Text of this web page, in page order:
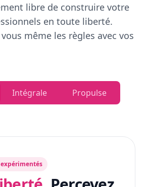
libre de construire votre
en toute liberté.
même les règles avec vos
Intégrale Propulse